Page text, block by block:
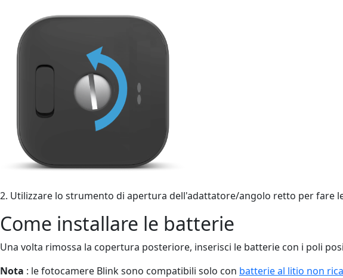
2. Utilizzare lo strumento di apertura dell'adattatore/angolo retto per fare
Come installare le batterie
Una volta rimossa la copertura posteriore, inserisci le batterie con i poli
Nota : le fotocamere Blink sono compatibili solo con batterie al litio non